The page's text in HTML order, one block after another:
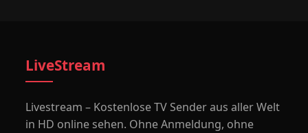
LiveStream
Livestream – Kostenlose TV Sender aus aller Welt
in HD online sehen. Ohne Anmeldung, ohne